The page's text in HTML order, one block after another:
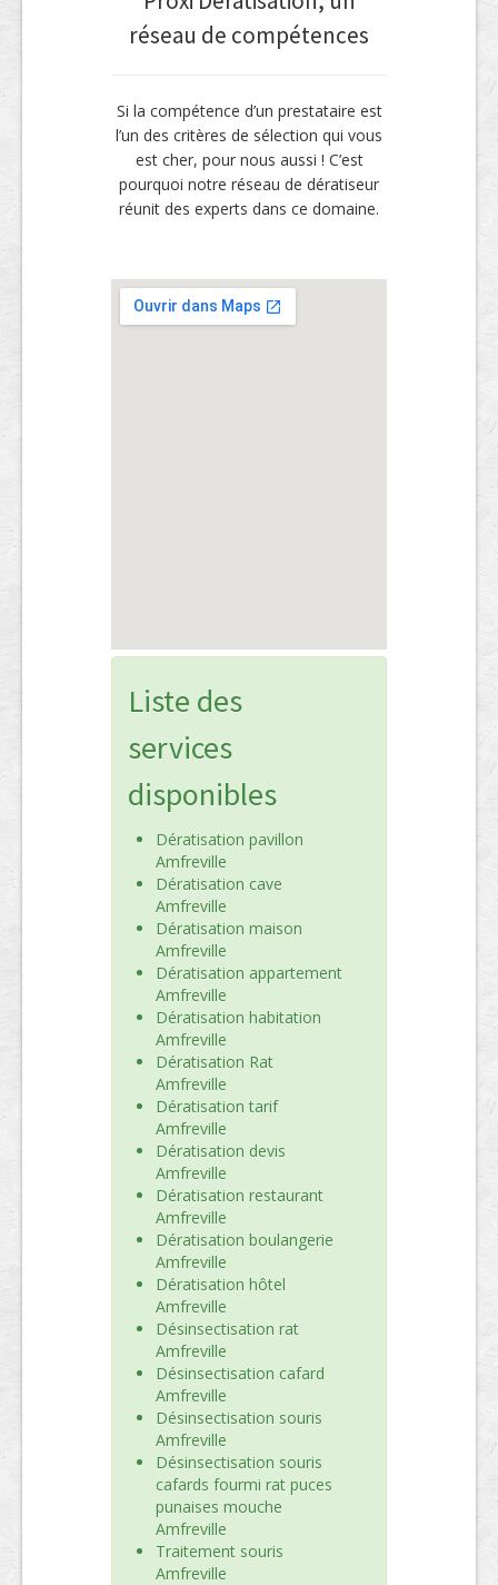
réseau de compétences
Si la compétence d’un prestataire est
l’un des critères de sélection qui vous
est cher, pour nous aussi ! C’est
pourquoi notre réseau de dératiseur
réunit des experts dans ce domaine.
Liste des
services
disponibles
Dératisation pavillon
Amfreville
Dératisation cave
Amfreville
Dératisation maison
Amfreville
Dératisation appartement
Amfreville
Dératisation habitation
Amfreville
Dératisation Rat
Amfreville
Dératisation tarif
Amfreville
Dératisation devis
Amfreville
Dératisation restaurant
Amfreville
Dératisation boulangerie
Amfreville
Dératisation hôtel
Amfreville
Désinsectisation rat
Amfreville
Désinsectisation cafard
Amfreville
Désinsectisation souris
Amfreville
Désinsectisation souris
cafards fourmi rat puces
punaises mouche
Amfreville
Traitement souris
Amfreville